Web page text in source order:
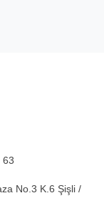
63
No.3 K.6 Şişli /